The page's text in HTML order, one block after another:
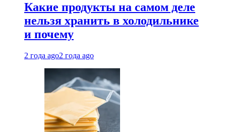
Какие продукты на самом деле
нельзя хранить в холодильнике
и почему
2 года ago2 года ago